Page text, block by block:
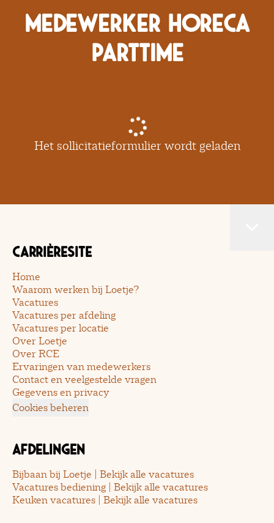
Medewerker Horeca
Parttime
Het sollicitatieformulier wordt geladen
Carrièresite
Home
Waarom werken bij Loetje?
Vacatures
Vacatures per afdeling
Vacatures per locatie
Over Loetje
Over RCE
Ervaringen van medewerkers
Contact en veelgestelde vragen
Gegevens en privacy
Cookies beheren
Afdelingen
Bijbaan bij Loetje | Bekijk alle vacatures
Vacatures bediening | Bekijk alle vacatures
Keuken vacatures | Bekijk alle vacatures